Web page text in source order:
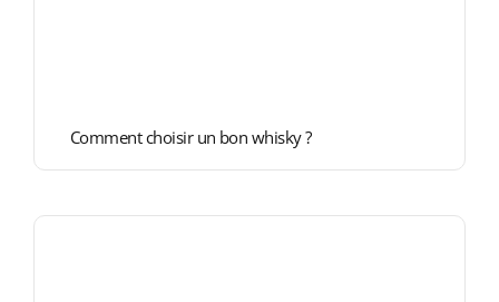
Comment choisir un bon whisky ?